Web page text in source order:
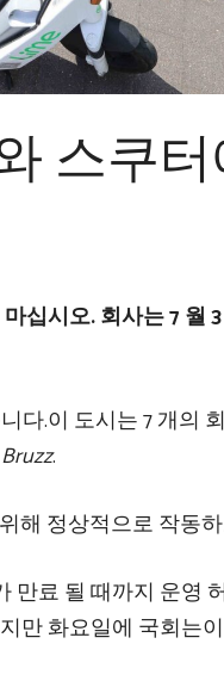
스쿠
십시오. 회사는 7 월
다.이 도시는 7 개의
Bruzz.
해 정상적으로 작동
만료 될 때까지 운영
만 화요일에 국회는